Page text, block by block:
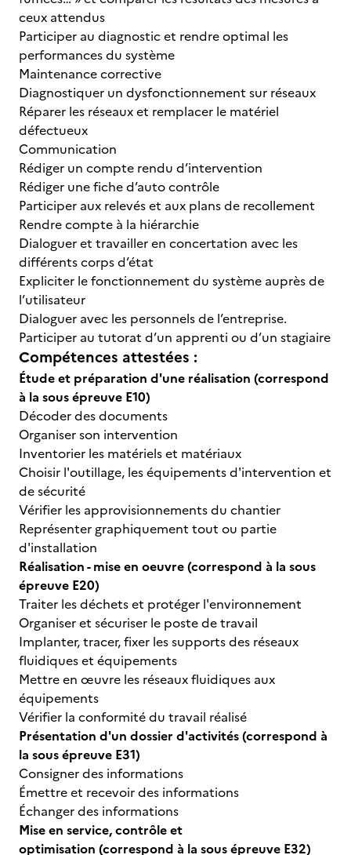
ceux attendus
Participer au diagnostic et rendre optimal les
performances du système
Maintenance corrective
Diagnostiquer un dysfonctionnement sur réseaux
Réparer les réseaux et remplacer le matériel
défectueux
Communication
Rédiger un compte rendu d’intervention
Rédiger une fiche d’auto contrôle
Participer aux relevés et aux plans de recollement
Rendre compte à la hiérarchie
Dialoguer et travailler en concertation avec les
différents corps d’état
Expliciter le fonctionnement du système auprès de
l’utilisateur
Dialoguer avec les personnels de l’entreprise.
Participer au tutorat d’un apprenti ou d’un stagiaire
Compétences attestées :
Étude et préparation d'une réalisation (correspond
à la sous épreuve E10)
Décoder des documents
Organiser son intervention
Inventorier les matériels et matériaux
Choisir l'outillage, les équipements d'intervention et
de sécurité
Vérifier les approvisionnements du chantier
Représenter graphiquement tout ou partie
d'installation
Réalisation - mise en oeuvre (correspond à la sous
épreuve E20)
Traiter les déchets et protéger l'environnement
Organiser et sécuriser le poste de travail
Implanter, tracer, fixer les supports des réseaux
fluidiques et équipements
Mettre en œuvre les réseaux fluidiques aux
équipements
Vérifier la conformité du travail réalisé
Présentation d'un dossier d'activités (correspond à
la sous épreuve E31)
Consigner des informations
Émettre et recevoir des informations
Échanger des informations
Mise en service, contrôle et
optimisation (correspond à la sous épreuve E32)